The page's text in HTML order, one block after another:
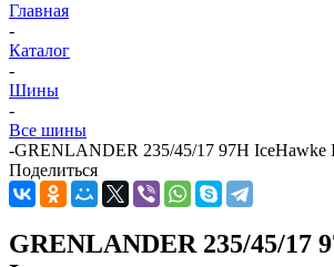
Главная
-
Каталог
-
Шины
-
Все шины
-GRENLANDER 235/45/17 97H IceHawke
Поделиться
GRENLANDER 235/45/17